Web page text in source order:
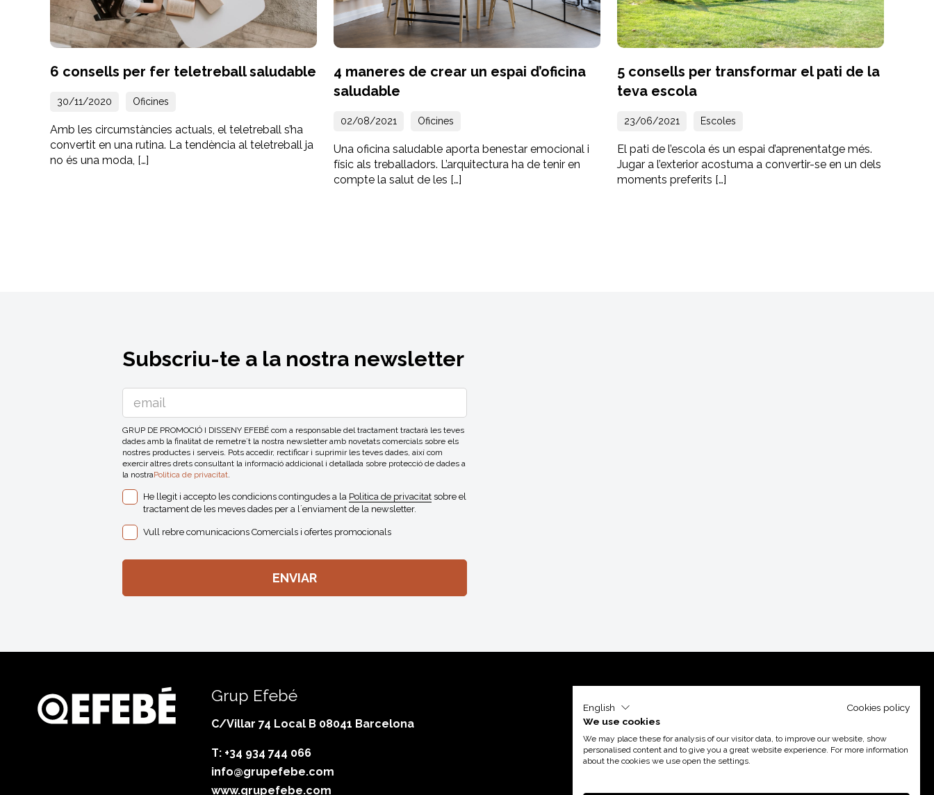
6 consells per fer teletreball saludable
30/11/2020 Oficines
Amb les circumstàncies actuals, el teletreball s’ha
convertit en una rutina. La tendència al teletreball ja
no és una moda, […]
4 maneres de crear un espai d’oficina
saludable
02/08/2021 Oficines
Una oficina saludable aporta benestar emocional i
físic als treballadors. L’arquitectura ha de tenir en
compte la salut de les […]
5 consells per transformar el pati de la
teva escola
23/06/2021 Escoles
El pati de l’escola és un espai d’aprenentatge més.
Jugar a l’exterior acostuma a convertir-se en un dels
moments preferits […]
Subscriu-te a la nostra newsletter
GRUP DE PROMOCIÓ I DISSENY EFEBÉ com a responsable del tractament tractarà les teves
dades amb la finalitat de remetre´t la nostra newsletter amb novetats comercials sobre els
nostres productes i serveis. Pots accedir, rectificar i suprimir les teves dades, així com
exercir altres drets consultant la informació addicional i detallada sobre protecció de dades a
la nostraPolitica de privacitat.
He llegit i accepto les condicions contingudes a la Politica de privacitatsobre el
tractament de les meves dades per a l´enviament de la newsletter.
Vull rebre comunicacions Comercials i ofertes promocionals
Grup Efebé
C/Villar 74 Local B 08041 Barcelona
T: +34 934 744 066
info@grupefebe.com
www.grupefebe.com
English
Cookies policy
We use cookies
We may place these for analysis of our visitor data, to improve our website, show
personalised content and to give you a great website experience. For more information
about the cookies we use open the settings.